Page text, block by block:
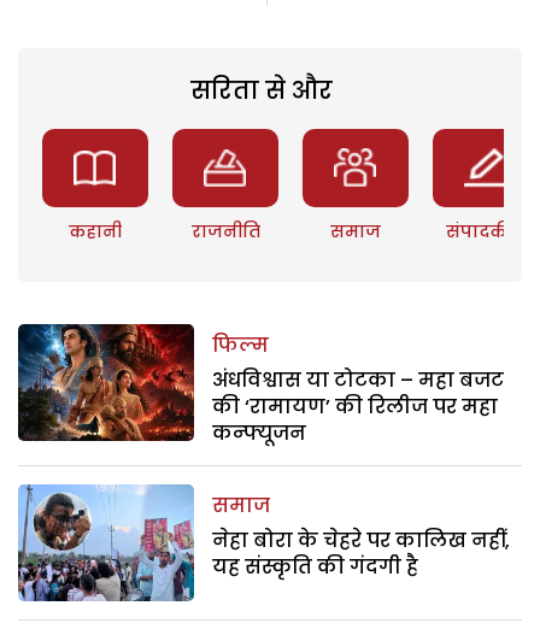
सरिता से और
कहानी राजनीति समाज संपादकीय
फिल्म
अंधविश्वास या टोटका – महा बजट
की ‘रामायण’ की रिलीज पर महा
कन्फ्यूजन
समाज
नेहा बोरा के चेहरे पर कालिख नहीं,
यह संस्कृति की गंदगी है